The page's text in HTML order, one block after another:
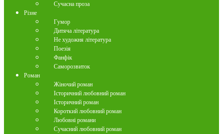
Сучасна проза
Різне
Гумор
Дитяча література
Не художня література
Поезія
Фанфік
Саморозвиток
Роман
Жіночий роман
Історичний любовний роман
Історичний роман
Короткий любовний роман
Любовні романи
Сучасний любовний роман